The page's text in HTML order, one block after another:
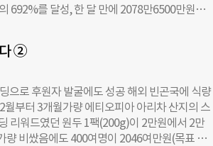
일어나는 것으로 나타났습니다. 아들이 학대를
몇 년이 지나고 나서야 참다 못해 도움을 요
가해자는 죄책감을 잘 느끼지 못하고 피해자
래서 더욱 신고가 중요합니다. 학대가
692%를 달성, 한 달 만에 2078만6500만원이
슈바이처’로 불린다. 현재 요셉의원에는 내과·
전문 의료진, 1000여명의 봉사자가 환자를 돌
8월 요셉의원이 30주년을 맞게 됐는데, 뜻깊은
큰 격려가 된다”며 감사 인사를 전했다. 이날
장 홍삼 5박스도 함께 요셉의원에 전해졌다.
감펀딩에 소개되는 기관에 지속적으로 정관장
옥 KGC인삼공사 과장은 “이후로도 도움이 필
다 ②
로 후원자 발굴에도 성공 해외 빈곤국에 식량
부터 3개월가량 에티오피아 아리차 산지의 스
리워드였던 원두 1팩(200g)이 2만원에서 2만
량 비쌌음에도 400여명이 2046여만원(목표 대